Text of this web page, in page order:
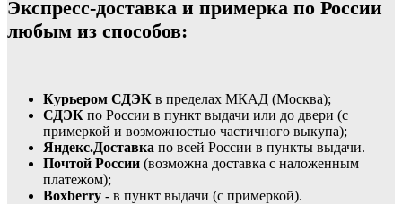
Экспресс-доставка и примерка по России
любым из способов:
Курьером СДЭК в пределах МКАД (Москва);
СДЭК по России в пункт выдачи или до двери (с
примеркой и возможностью частичного выкупа);
Яндекс.Доставка по всей России в пункты выдачи.
Почтой России (возможна доставка с наложенным
платежом);
Boxberry - в пункт выдачи (с примеркой).